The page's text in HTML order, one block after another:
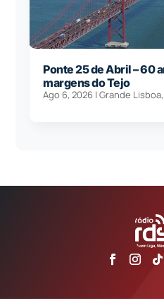
Ponte 25 de Abril – 60
margens do Tejo
Ago 6, 2026 |Grande Lisboa,